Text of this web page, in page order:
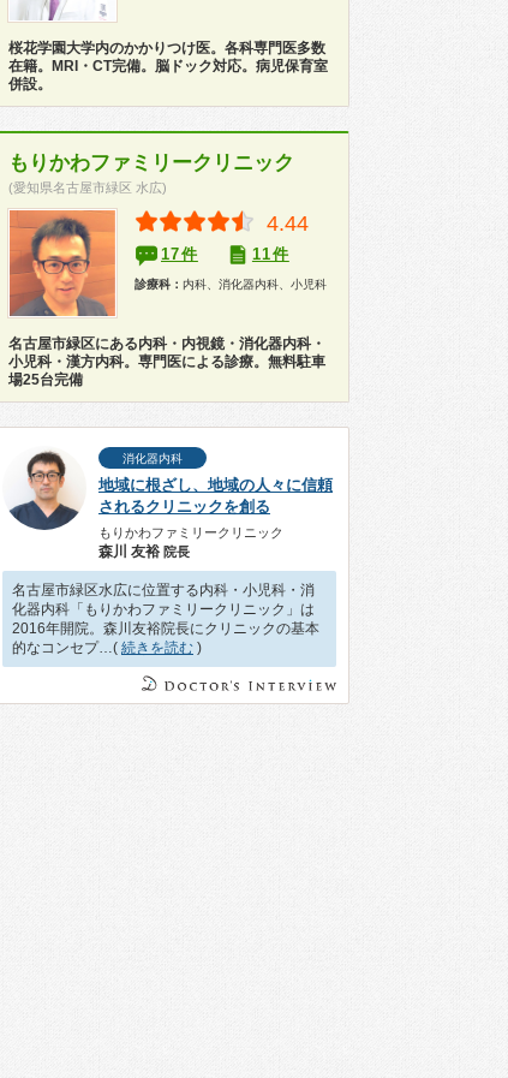
桜花学園大学内のかかりつけ医。各科専門医多数
在籍。MRI・CT完備。脳ドック対応。病児保育室
併設。
もりかわファミリークリニック
(愛知県名古屋市緑区 水広)
4.44
17件 11件
診療科： 内科、消化器内科、小児科
名古屋市緑区にある内科・内視鏡・消化器内科・
小児科・漢方内科。専門医による診療。無料駐車
場25台完備
消化器内科
地域に根ざし、地域の人々に信頼
されるクリニックを創る
もりかわファミリークリニック
森川 友裕 院長
名古屋市緑区水広に位置する内科・小児科・消
化器内科「もりかわファミリークリニック」は
2016年開院。森川友裕院長にクリニックの基本
的なコンセプ…( 続きを読む )